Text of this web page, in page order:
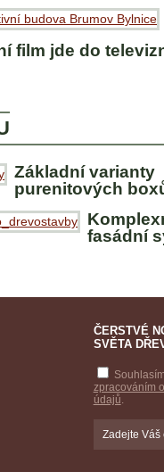
film jde do
Základní varianty
purenitových
fasádní
ČERSTVÉ
SVĚTA
zpracováním
údajů